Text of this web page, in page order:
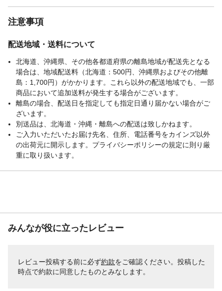
剤をぬるま湯で薄め、柔らかい布に浸して
梱包サイズー高さ
（cm）
梱包サイズー縦
（cm）
18
梱包サイズー横
（cm）
120
クッション材
ウレタンフォーム
リクライニング機能
背部5段階リクライニング
張り材
ポリエステル100%
注意事項
配送地域・送料について
北海道、沖縄県、その他各都道府県の離島地域が配送先となる
場合は、地域配送料（北海道：500円、沖縄県およびその他離
島：1,700円）がかかります。これら以外の配送地域でも、一部
商品において追加送料が発生する場合がございます。
離島の場合、配送日を指定しても指定日通り届かない場合がご
ざいます。
別送品は、北海道・沖縄・離島への配送は致しかねます。
ご入力いただいたお届け先名、住所、電話番号をカインズ以外
の出荷元に開示します。プライバシーポリシーの規定に則り厳
重に取り扱います。
みんなが役に立ったレビュー
レビュー投稿する前に必ず約款をご確認ください。投稿した
時点で約款に同意したものとみなします。